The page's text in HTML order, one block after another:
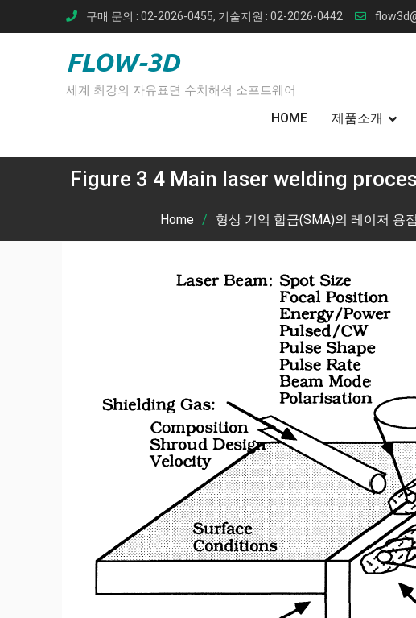
to
구매 문의 : 02-2026-0455, 기술지원 : 02-2026-0442
FLOW-3D
세계 최강의 자유표면 수치해석 소프트웨어
HOME 제품소개
Figure 3 4 Main laser welding
Home 형상 기억 합금(SMA)의 레이저 용